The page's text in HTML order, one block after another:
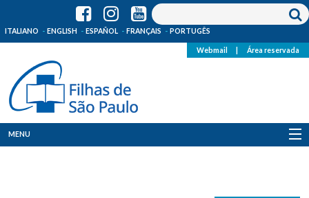
ITALIANO ENGLISH ESPAÑOL FRANÇAIS PORTUGÊS
Webmail Área reservada
MENU